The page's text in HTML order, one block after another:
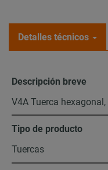
Detalles técnicos
Descripción breve
V4A Tuerca
Tipo de producto
Tuercas